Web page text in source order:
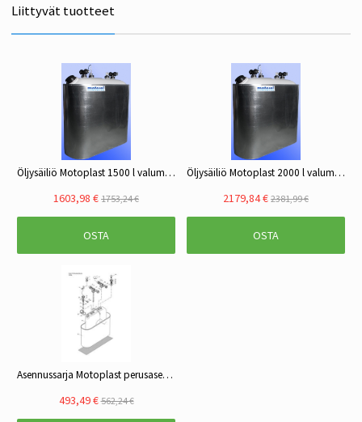
Liittyvät tuotteet
Öljysäiliö Motoplast 1500 l valuma-altaalla
1603,98 € 1753,24 €
OSTA
Öljysäiliö Motoplast 2000 l valuma-altaalla
2179,84 € 2381,99 €
OSTA
Asennussarja Motoplast perusasennussarja 1000-2000 l öljysäiliölle
493,49 € 562,24 €